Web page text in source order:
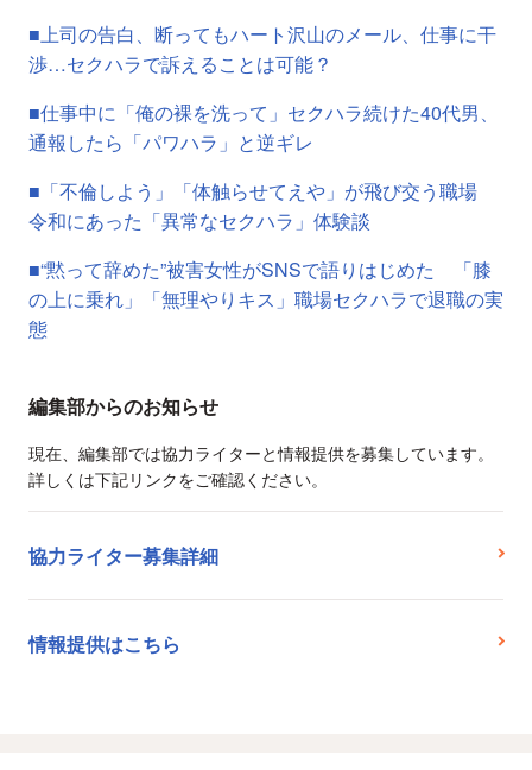
■上司の告白、断ってもハート沢山のメール、仕事に干
渉…セクハラで訴えることは可能？
■仕事中に「俺の裸を洗って」セクハラ続けた40代男、
通報したら「パワハラ」と逆ギレ
■「不倫しよう」「体触らせてえや」が飛び交う職場
令和にあった「異常なセクハラ」体験談
■“黙って辞めた”被害女性がSNSで語りはじめた 「膝
の上に乗れ」「無理やりキス」職場セクハラで退職の実
態
編集部からのお知らせ
現在、編集部では協力ライターと情報提供を募集しています。
詳しくは下記リンクをご確認ください。
協力ライター募集詳細
情報提供はこちら